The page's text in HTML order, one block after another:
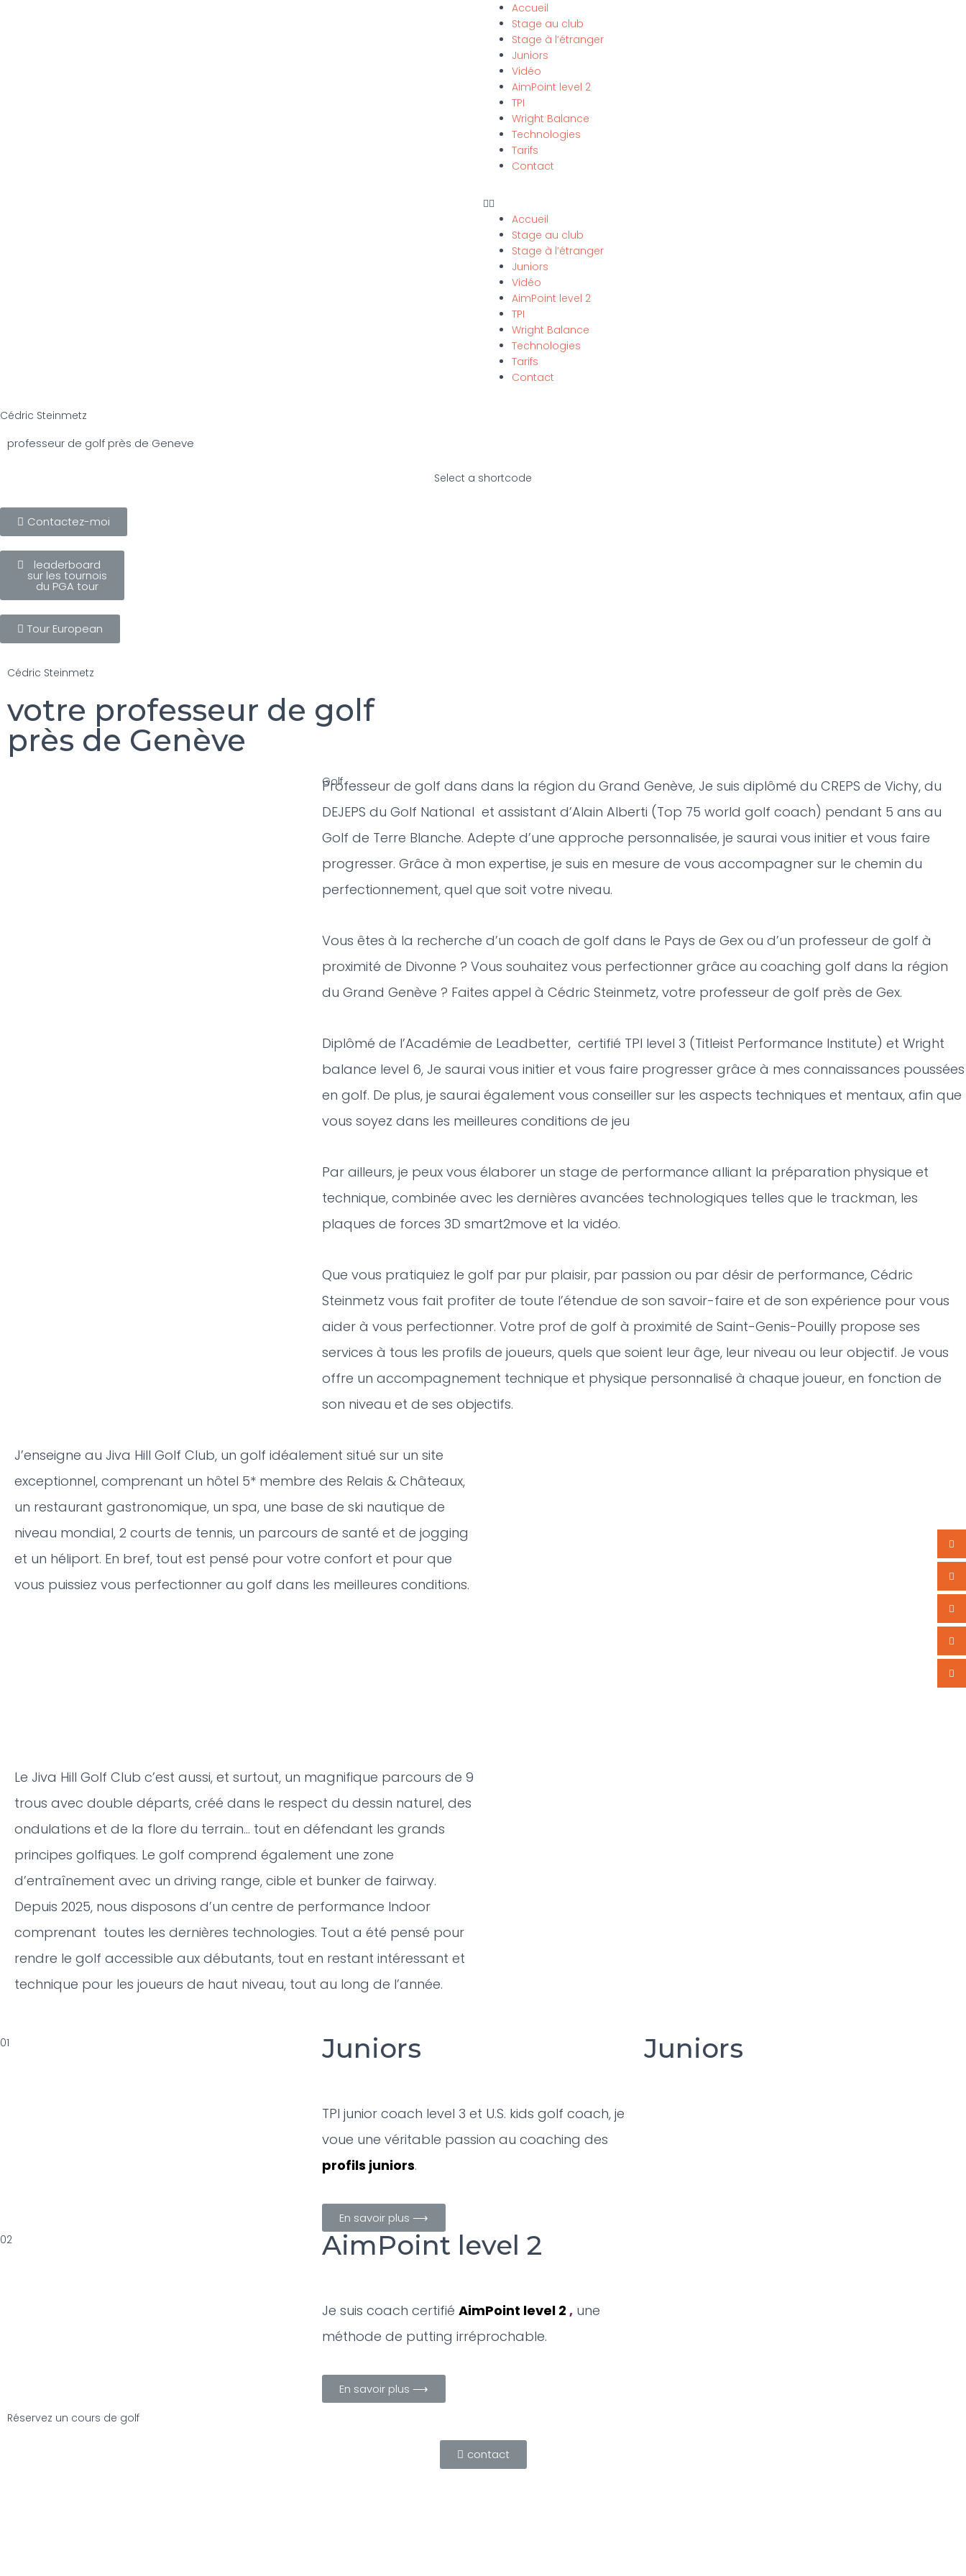
Accueil
Stage au club
Stage à l’étranger
Juniors
Vidéo
AimPoint level 2
TPI
Wright Balance
Technologies
Tarifs
Contact
Accueil
Stage au club
Stage à l’étranger
Juniors
Vidéo
AimPoint level 2
TPI
Wright Balance
Technologies
Tarifs
Contact
Cédric Steinmetz
professeur de golf près de Geneve
Select a shortcode
Contactez-moi
leaderboard
sur les tournois
du PGA tour
Tour European
Cédric Steinmetz
votre professeur de golf
près de Genève
Professeur de golf dans dans la région du Grand Genève, Je suis diplômé du CREPS de Vichy, du
DEJEPS du Golf National et assistant d’Alain Alberti (Top 75 world golf coach) pendant 5 ans au
Golf de Terre Blanche. Adepte d’une approche personnalisée, je saurai vous initier et vous faire
progresser. Grâce à mon expertise, je suis en mesure de vous accompagner sur le chemin du
perfectionnement, quel que soit votre niveau.
Vous êtes à la recherche d’un coach de golf dans le Pays de Gex ou d’un professeur de golf à
proximité de Divonne ? Vous souhaitez vous perfectionner grâce au coaching golf dans la région
du Grand Genève ? Faites appel à Cédric Steinmetz, votre professeur de golf près de Gex.
Diplômé de l’Académie de Leadbetter, certifié TPI level 3 (Titleist Performance Institute) et Wright
balance level 6, Je saurai vous initier et vous faire progresser grâce à mes connaissances poussées
en golf. De plus, je saurai également vous conseiller sur les aspects techniques et mentaux, afin que
vous soyez dans les meilleures conditions de jeu
Par ailleurs, je peux vous élaborer un stage de performance alliant la préparation physique et
technique, combinée avec les dernières avancées technologiques telles que le trackman, les
plaques de forces 3D smart2move et la vidéo.
Que vous pratiquiez le golf par pur plaisir, par passion ou par désir de performance, Cédric
Steinmetz vous fait profiter de toute l’étendue de son savoir-faire et de son expérience pour vous
aider à vous perfectionner. Votre prof de golf à proximité de Saint-Genis-Pouilly propose ses
services à tous les profils de joueurs, quels que soient leur âge, leur niveau ou leur objectif. Je vous
offre un accompagnement technique et physique personnalisé à chaque joueur, en fonction de
son niveau et de ses objectifs.
Golf
J’enseigne au Jiva Hill Golf Club, un golf idéalement situé sur un site
exceptionnel, comprenant un hôtel 5* membre des Relais & Châteaux,
un restaurant gastronomique, un spa, une base de ski nautique de
niveau mondial, 2 courts de tennis, un parcours de santé et de jogging
et un héliport. En bref, tout est pensé pour votre confort et pour que
vous puissiez vous perfectionner au golf dans les meilleures conditions.
Le Jiva Hill Golf Club c’est aussi, et surtout, un magnifique parcours de 9
trous avec double départs, créé dans le respect du dessin naturel, des
ondulations et de la flore du terrain… tout en défendant les grands
principes golfiques. Le golf comprend également une zone
d’entraînement avec un driving range, cible et bunker de fairway.
Depuis 2025, nous disposons d’un centre de performance Indoor
comprenant toutes les dernières technologies. Tout a été pensé pour
rendre le golf accessible aux débutants, tout en restant intéressant et
technique pour les joueurs de haut niveau, tout au long de l’année.
01 Juniors
TPI junior coach level 3 et U.S. kids golf coach, je
voue une véritable passion au coaching des
profils juniors.
En savoir plus ⟶
02 AimPoint level 2
Je suis coach certifié AimPoint level 2 ,une
méthode de putting irréprochable.
En savoir plus ⟶
Juniors
Réservez un cours de golf
contact